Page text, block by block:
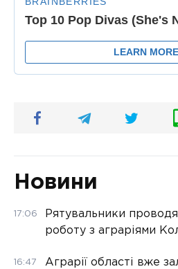
Новини
17:06
Рятувальники
роботу з аграріями
16:47
Аграрії області вже